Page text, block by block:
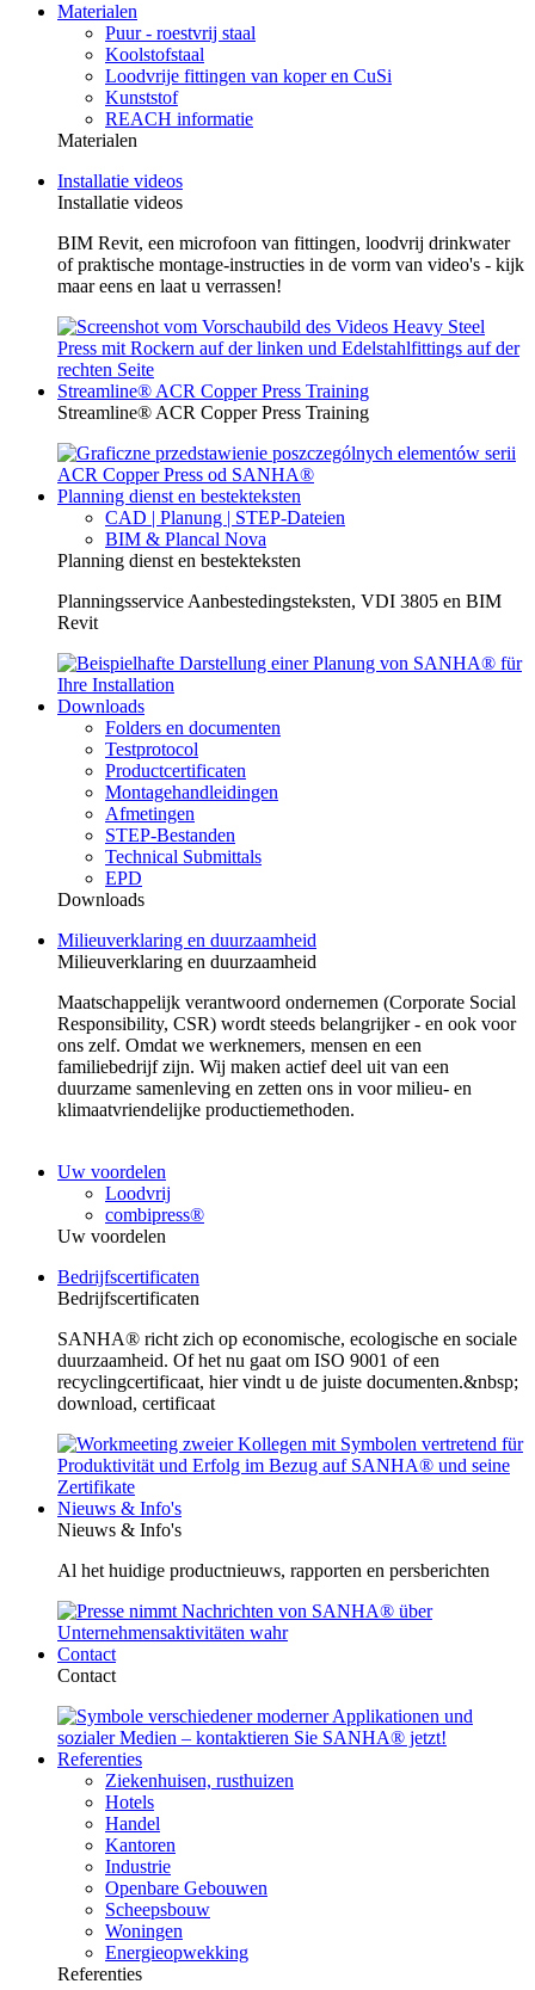
Materialen
Puur - roestvrij staal
Koolstofstaal
Loodvrije fittingen van koper en CuSi
Kunststof
REACH informatie
Materialen
Installatie videos
Installatie videos
BIM Revit, een microfoon van fittingen, loodvrij drinkwater
of praktische montage-instructies in de vorm van video's - kijk
maar eens en laat u verrassen!
Streamline® ACR Copper Press Training
Streamline® ACR Copper Press Training
Planning dienst en bestekteksten
CAD | Planung | STEP-Dateien
BIM & Plancal Nova
Planning dienst en bestekteksten
Planningsservice Aanbestedingsteksten, VDI 3805 en BIM
Revit
Downloads
Folders en documenten
Testprotocol
Productcertificaten
Montagehandleidingen
Afmetingen
STEP-Bestanden
Technical Submittals
EPD
Downloads
Milieuverklaring en duurzaamheid
Milieuverklaring en duurzaamheid
Maatschappelijk verantwoord ondernemen (Corporate Social
Responsibility, CSR) wordt steeds belangrijker - en ook voor
ons zelf. Omdat we werknemers, mensen en een
familiebedrijf zijn. Wij maken actief deel uit van een
duurzame samenleving en zetten ons in voor milieu- en
klimaatvriendelijke productiemethoden.
Uw voordelen
Loodvrij
combipress®
Uw voordelen
Bedrijfscertificaten
Bedrijfscertificaten
SANHA® richt zich op economische, ecologische en sociale
duurzaamheid. Of het nu gaat om ISO 9001 of een
recyclingcertificaat, hier vindt u de juiste documenten.&nbsp;
download, certificaat
Nieuws & Info's
Nieuws & Info's
Al het huidige productnieuws, rapporten en persberichten
Contact
Contact
Referenties
Ziekenhuisen, rusthuizen
Hotels
Handel
Kantoren
Industrie
Openbare Gebouwen
Scheepsbouw
Woningen
Energieopwekking
Referenties